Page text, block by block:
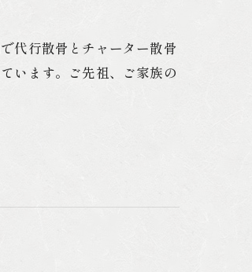
代行散骨とチャーター散骨
います。ご先祖、ご家族の